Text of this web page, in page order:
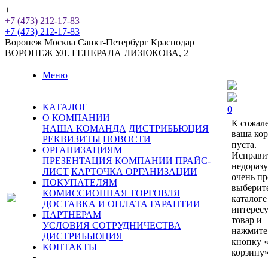
+
+7 (473) 212-17-83
+7 (473) 212-17-83
Воронеж Москва Санкт-Петербург Краснодар
ВОРОНЕЖ УЛ. ГЕНЕРАЛА ЛИЗЮКОВА, 2
Меню
КАТАЛОГ
О КОМПАНИИ
НАША КОМАНДА ДИСТРИБЬЮЦИЯ
РЕКВИЗИТЫ НОВОСТИ
ОРГАНИЗАЦИЯМ
ПРЕЗЕНТАЦИЯ КОМПАНИИ ПРАЙС-
ЛИСТ КАРТОЧКА ОРГАНИЗАЦИИ
ПОКУПАТЕЛЯМ
КОМИССИОННАЯ ТОРГОВЛЯ
ДОСТАВКА И ОПЛАТА ГАРАНТИИ
ПАРТНЕРАМ
УСЛОВИЯ СОТРУДНИЧЕСТВА
ДИСТРИБЬЮЦИЯ
КОНТАКТЫ
0
К
ваша
пуста.
очень
каталоге
товар и
нажмите
кнопку